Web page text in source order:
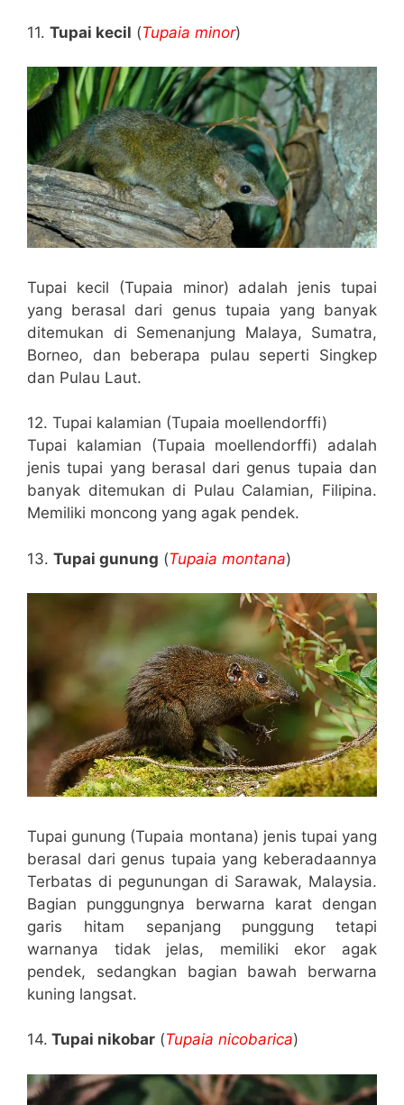
11. Tupai kecil (Tupaia minor)
Tupai kecil (Tupaia minor) adalah jenis tupai
yang berasal dari genus tupaia yang banyak
ditemukan di Semenanjung Malaya, Sumatra,
Borneo, dan beberapa pulau seperti Singkep
dan Pulau Laut.
12. Tupai kalamian (Tupaia moellendorffi)
Tupai kalamian (Tupaia moellendorffi) adalah
jenis tupai yang berasal dari genus tupaia dan
banyak ditemukan di Pulau Calamian, Filipina.
Memiliki moncong yang agak pendek.
13. Tupai gunung (Tupaia montana)
Tupai gunung (Tupaia montana) jenis tupai yang
berasal dari genus tupaia yang keberadaannya
Terbatas di pegunungan di Sarawak, Malaysia.
Bagian punggungnya berwarna karat dengan
garis hitam sepanjang punggung tetapi
warnanya tidak jelas, memiliki ekor agak
pendek, sedangkan bagian bawah berwarna
kuning langsat.
14. Tupai nikobar (Tupaia nicobarica)